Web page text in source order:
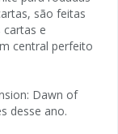
são feitas
e
central perfeito
Dawn of
desse ano.